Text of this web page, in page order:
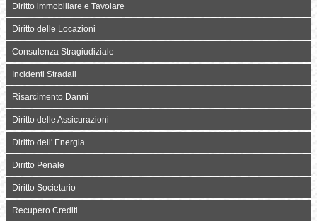
Diritto immobiliare e Tavolare
Diritto delle Locazioni
Consulenza Stragiudiziale
Incidenti Stradali
Risarcimento Danni
Diritto delle Assicurazioni
Diritto dell' Energia
Diritto Penale
Diritto Societario
Recupero Crediti